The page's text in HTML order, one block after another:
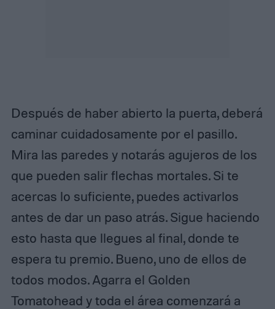
Después de haber abierto la puerta, deberá
caminar cuidadosamente por el pasillo.
Mira las paredes y notarás agujeros de los
que pueden salir flechas mortales. Si te
acercas lo suficiente, puedes activarlos
antes de dar un paso atrás. Sigue haciendo
esto hasta que llegues al final, donde te
espera tu premio. Bueno, uno de ellos de
todos modos. Agarra el Golden
Tomatohead y toda el área comenzará a